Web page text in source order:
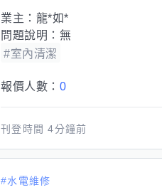
業主： 龍*如*
問題說明： 無
#室內清潔
報價人數： 0
刊登時間4分鐘前
#水電維修